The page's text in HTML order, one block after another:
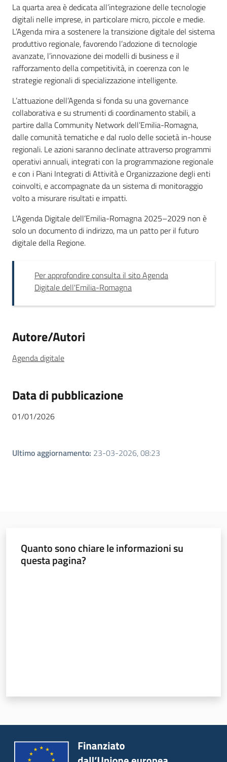
La quarta area è dedicata all’integrazione delle tecnologie
digitali nelle imprese, in particolare micro, piccole e medie.
L’Agenda mira a sostenere la transizione digitale del sistema
produttivo regionale, favorendo l’adozione di tecnologie
avanzate, l’innovazione dei modelli di business e il
rafforzamento della competitività, in coerenza con le
strategie regionali di specializzazione intelligente.
L’attuazione dell’Agenda si fonda su una governance
collaborativa e su strumenti di coordinamento stabili, a
partire dalla Community Network dell’Emilia-Romagna,
dalle comunità tematiche e dal ruolo delle società in-house
regionali. Le azioni saranno declinate attraverso programmi
operativi annuali, integrati con la programmazione regionale
e con i Piani Integrati di Attività e Organizzazione degli enti
coinvolti, e accompagnate da un sistema di monitoraggio
volto a misurare risultati e impatti.
L’Agenda Digitale dell’Emilia-Romagna 2025–2029 non è
solo un documento di indirizzo, ma un patto per il futuro
digitale della Regione.
Per approfondire consulta il sito Agenda
Digitale dell'Emilia-Romagna
Autore/Autori
Agenda digitale
Data di pubblicazione
01/01/2026
Ultimo aggiornamento: 23-03-2026, 08:23
Quanto sono chiare le informazioni su
questa pagina?